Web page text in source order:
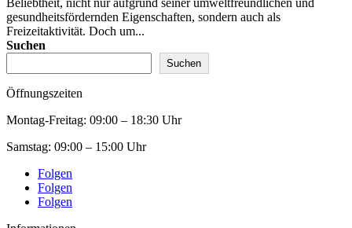
gesundheitsfördernden Eigenschaften, sondern auch als
Freizeitaktivität. Doch um...
Suchen
Suchen
Öffnungszeiten
Montag-Freitag: 09:00 – 18:30 Uhr
Samstag: 09:00 – 15:00 Uhr
Folgen
Folgen
Folgen